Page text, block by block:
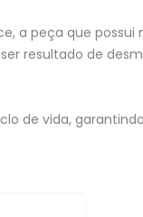
a peça que possui
resultado de
de vida,